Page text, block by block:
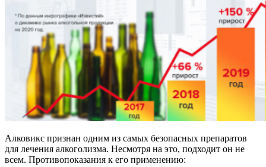
Алковикс признан одним из самых безопасных препаратов
для лечения алкоголизма. Несмотря на это, подходит он не
всем. Противопоказания к его применению: